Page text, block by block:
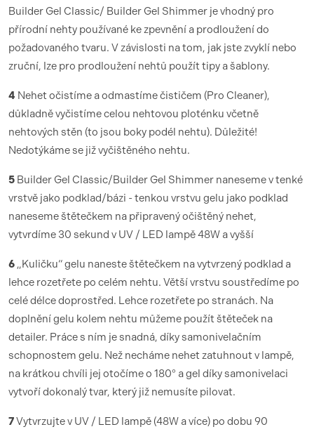
Builder Gel Classic/ Builder Gel Shimmer je vhodný pro
přírodní nehty používané ke zpevnění a prodloužení do
požadovaného tvaru. V závislosti na tom, jak jste zvyklí nebo
zruční, lze pro prodloužení nehtů použít tipy a šablony.
4 Nehet očistíme a odmastíme čističem (Pro Cleaner),
důkladně vyčistíme celou nehtovou ploténku včetně
nehtových stěn (to jsou boky podél nehtu). Důležité!
Nedotýkáme se již vyčištěného nehtu.
5 Builder Gel Classic/Builder Gel Shimmer naneseme v tenké
vrstvě jako podklad/bázi - tenkou vrstvu gelu jako podklad
naneseme štětečkem na připravený očištěný nehet,
vytvrdíme 30 sekund v UV / LED lampě 48W a vyšší
6 „Kuličku“ gelu naneste štětečkem na vytvrzený podklad a
lehce rozetřete po celém nehtu. Větší vrstvu soustředíme po
celé délce doprostřed. Lehce rozetřete po stranách. Na
doplnění gelu kolem nehtu můžeme použít štěteček na
detailer. Práce s ním je snadná, díky samonivelačním
schopnostem gelu. Než necháme nehet zatuhnout v lampě,
na krátkou chvíli jej otočíme o 180° a gel díky samonivelaci
vytvoří dokonalý tvar, který již nemusíte pilovat.
7Vytvrzujte v UV / LED lampě (48W a více) po dobu 90